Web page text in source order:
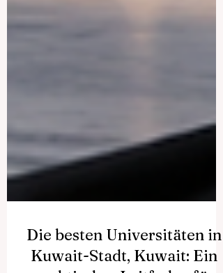
Die besten Universitäten in